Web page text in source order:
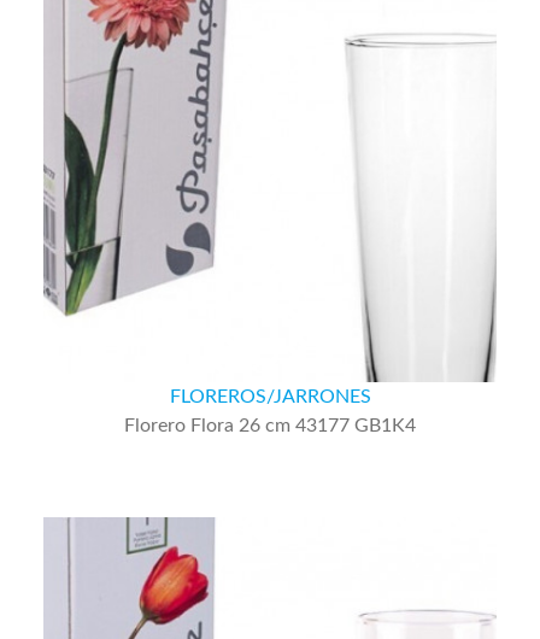
FLOREROS/JARRONES
Florero Flora 26 cm 43177 GB1K4